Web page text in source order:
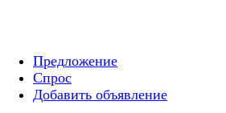
Предложение
Спрос
Добавить объявление